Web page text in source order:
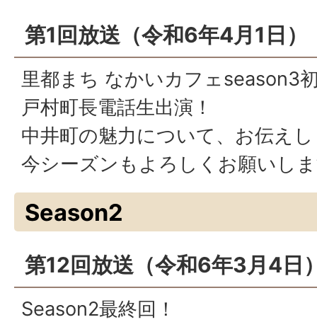
第1回放送（令和6年4月1日）
里都まち なかいカフェseason3
戸村町長電話生出演！
中井町の魅力について、お伝え
今シーズンもよろしくお願いし
Season2
第12回放送（令和6年3月4日
Season2最終回！